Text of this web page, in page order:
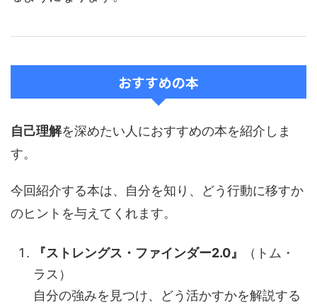
おすすめの本
自己理解を深めたい人におすすめの本を紹介しま
す。
今回紹介する本は、自分を知り、どう行動に移すか
のヒントを与えてくれます。
『ストレングス・ファインダー2.0』
（トム・
ラス）
自分の強みを見つけ、どう活かすかを解説する